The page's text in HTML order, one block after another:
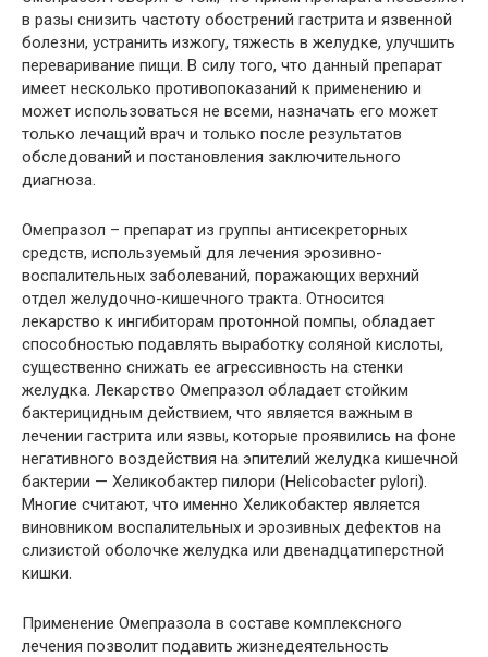
в разы снизить частоту обострений гастрита и язвенной
болезни, устранить изжогу, тяжесть в желудке, улучшить
переваривание пищи. В силу того, что данный препарат
имеет несколько противопоказаний к применению и
может использоваться не всеми, назначать его может
только лечащий врач и только после результатов
обследований и постановления заключительного
диагноза.
Омепразол – препарат из группы антисекреторных
средств, используемый для лечения эрозивно-
воспалительных заболеваний, поражающих верхний
отдел желудочно-кишечного тракта. Относится
лекарство к ингибиторам протонной помпы, обладает
способностью подавлять выработку соляной кислоты,
существенно снижать ее агрессивность на стенки
желудка. Лекарство Омепразол обладает стойким
бактерицидным действием, что является важным в
лечении гастрита или язвы, которые проявились на фоне
негативного воздействия на эпителий желудка кишечной
бактерии — Хеликобактер пилори (Helicobacter pylori).
Многие считают, что именно Хеликобактер является
виновником воспалительных и эрозивных дефектов на
слизистой оболочке желудка или двенадцатиперстной
кишки.
Применение Омепразола в составе комплексного
лечения позволит подавить жизнедеятельность